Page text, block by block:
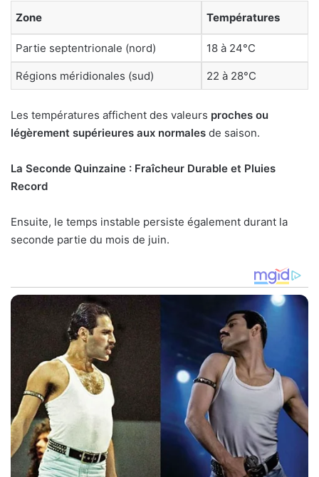
Zone Températures
Partie septentrionale (nord) 18 à 24°C
Régions méridionales (sud) 22 à 28°C
Les températures affichent des valeurs proches ou
légèrement supérieures aux normales de saison.
La Seconde Quinzaine : Fraîcheur Durable et Pluies
Record
Ensuite, le temps instable persiste également durant la
seconde partie du mois de juin.